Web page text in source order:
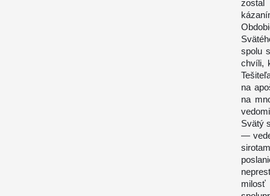
zostal
spolu
chvíli,
na
na
Svätý
—
milosť